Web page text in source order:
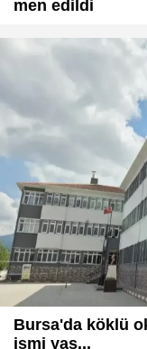
men edildi
Bursa'da köklü
ismi yaş...